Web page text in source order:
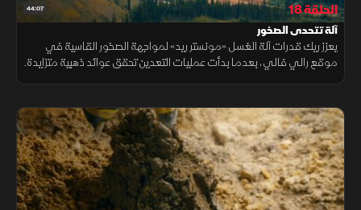
44:07 الحلقة 18
آلة تتحدى الصخور
يعزز ريك قدرات آلة الغسل «مونستر ريد» لمواجهة الصخور القاسية في
موقع رالي فالي، بعدما بدأت عمليات التعدين تحقق عوائد ذهبية متزايدة.